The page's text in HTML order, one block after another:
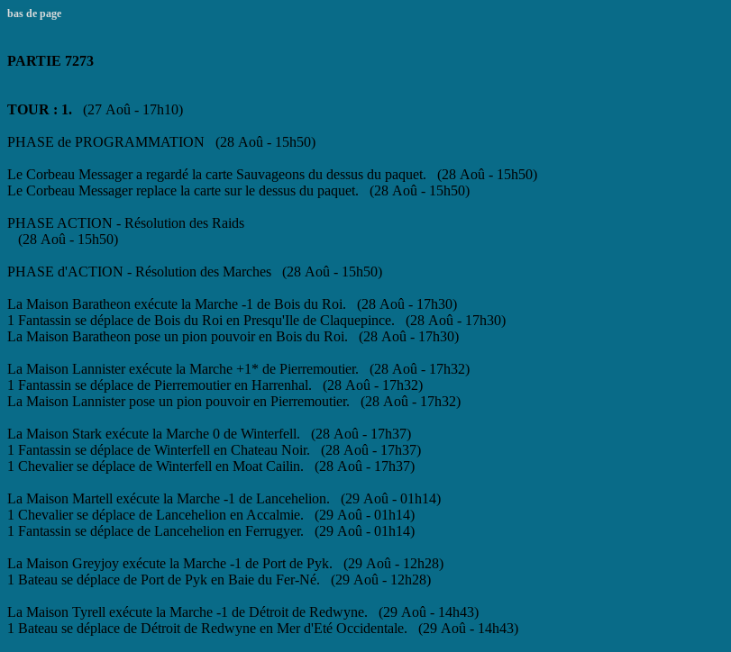
bas de page
PARTIE 7273
TOUR : 1. (27 Aoû - 17h10)
PHASE de PROGRAMMATION (28 Aoû - 15h50)
Le Corbeau Messager a regardé la carte Sauvageons du dessus du paquet. (28 Aoû - 15h50)
Le Corbeau Messager replace la carte sur le dessus du paquet. (28 Aoû - 15h50)
PHASE ACTION - Résolution des Raids
(28 Aoû - 15h50)
PHASE d'ACTION - Résolution des Marches (28 Aoû - 15h50)
La Maison Baratheon exécute la Marche -1 de Bois du Roi. (28 Aoû - 17h30)
1 Fantassin se déplace de Bois du Roi en Presqu'Ile de Claquepince. (28 Aoû - 17h30)
La Maison Baratheon pose un pion pouvoir en Bois du Roi. (28 Aoû - 17h30)
La Maison Lannister exécute la Marche +1* de Pierremoutier. (28 Aoû - 17h32)
1 Fantassin se déplace de Pierremoutier en Harrenhal. (28 Aoû - 17h32)
La Maison Lannister pose un pion pouvoir en Pierremoutier. (28 Aoû - 17h32)
La Maison Stark exécute la Marche 0 de Winterfell. (28 Aoû - 17h37)
1 Fantassin se déplace de Winterfell en Chateau Noir. (28 Aoû - 17h37)
1 Chevalier se déplace de Winterfell en Moat Cailin. (28 Aoû - 17h37)
La Maison Martell exécute la Marche -1 de Lancehelion. (29 Aoû - 01h14)
1 Chevalier se déplace de Lancehelion en Accalmie. (29 Aoû - 01h14)
1 Fantassin se déplace de Lancehelion en Ferrugyer. (29 Aoû - 01h14)
La Maison Greyjoy exécute la Marche -1 de Port de Pyk. (29 Aoû - 12h28)
1 Bateau se déplace de Port de Pyk en Baie du Fer-Né. (29 Aoû - 12h28)
La Maison Tyrell exécute la Marche -1 de Détroit de Redwyne. (29 Aoû - 14h43)
1 Bateau se déplace de Détroit de Redwyne en Mer d'Eté Occidentale. (29 Aoû - 14h43)